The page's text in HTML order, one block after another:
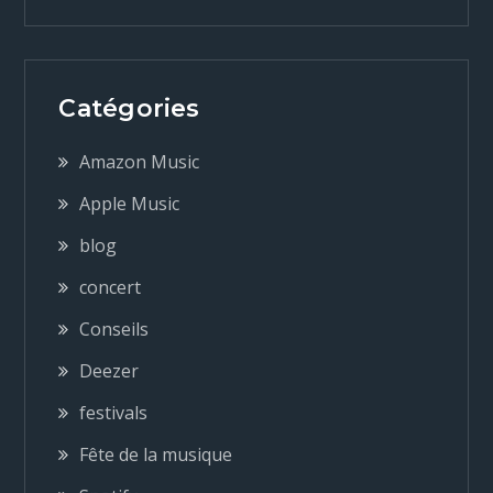
v
g
a
t
o
n
Catégories
Amazon Music
Apple Music
blog
concert
Conseils
Deezer
festivals
Fête de la musique